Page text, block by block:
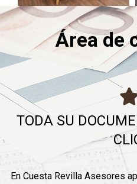
Área de
TODA SU
En Cuesta Revilla Asesores